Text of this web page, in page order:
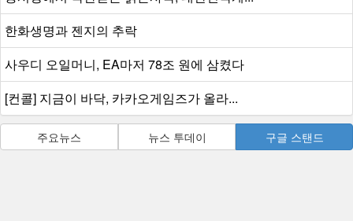
한화생명과 젠지의 추락
사우디 오일머니, EA마저 78조 원에 삼켰다
[컨콜] 지금이 바닥, 카카오게임즈가 올라...
주요뉴스 뉴스 투데이 구글 스탠드